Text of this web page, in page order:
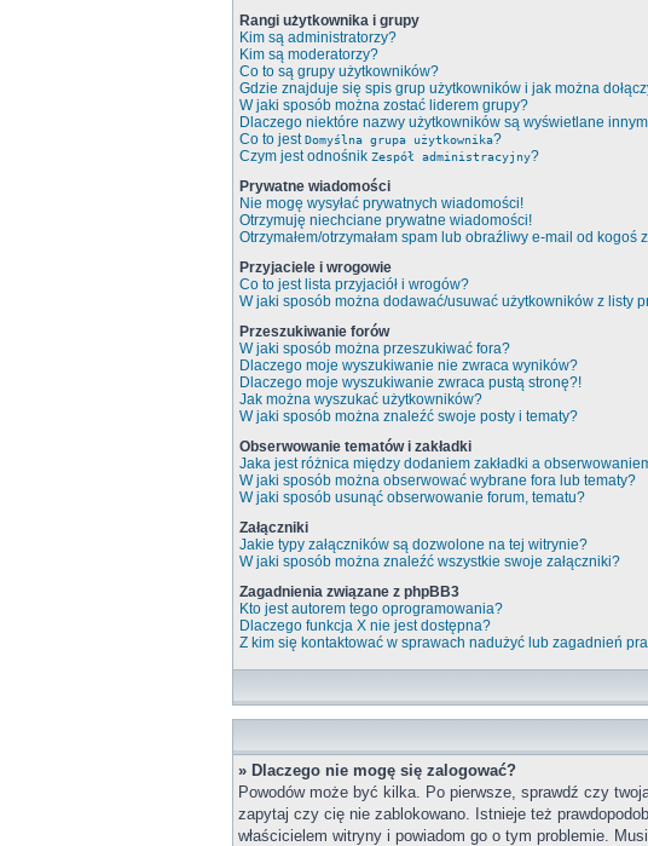
Rangi użytkownika i grupy
Kim są administratorzy?
Kim są moderatorzy?
Co to są grupy użytkowników?
Gdzie znajduje się spis grup użytkowników i jak można
W jaki sposób można zostać liderem grupy?
Dlaczego niektóre nazwy użytkowników są wyświetlane
Co to jestDomyślna grupa użytkownika?
Czym jest odnośnik Zespół administracyjny?
Prywatne wiadomości
Nie mogę wysyłać prywatnych wiadomości!
Otrzymuję niechciane prywatne wiadomości!
Otrzymałem/otrzymałam spam lub obraźliwy e-mail od kogoś
Przyjaciele i wrogowie
Co to jest lista przyjaciół i wrogów?
W jaki sposób można dodawać/usuwać użytkowników z listy
Przeszukiwanie forów
W jaki sposób można przeszukiwać fora?
Dlaczego moje wyszukiwanie nie zwraca wyników?
Dlaczego moje wyszukiwanie zwraca pustą stronę?!
Jak można wyszukać użytkowników?
W jaki sposób można znaleźć swoje posty i tematy?
Obserwowanie tematów i zakładki
Jaka jest różnica między dodaniem zakładki a
W jaki sposób można obserwować wybrane fora lub tematy?
W jaki sposób usunąć obserwowanie forum, tematu?
Załączniki
Jakie typy załączników są dozwolone na tej witrynie?
W jaki sposób można znaleźć wszystkie swoje załączniki?
Zagadnienia związane z phpBB3
Kto jest autorem tego oprogramowania?
Dlaczego funkcja X nie jest dostępna?
Z kim się kontaktować w sprawach nadużyć lub zagadnień
» Dlaczego nie mogę się zalogować?
Powodów może być kilka. Po pierwsze, sprawdź czy
zapytaj czy cię nie zablokowano. Istnieje też
właścicielem witryny i powiadom go o tym problemie.